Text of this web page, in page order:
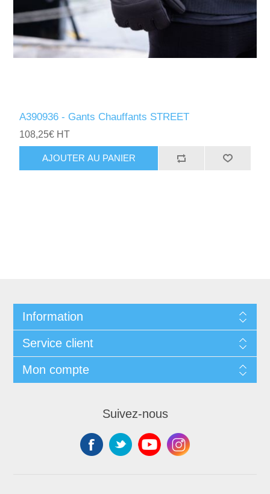
A390936 - Gants Chauffants STREET
108,25€ HT
AJOUTER AU PANIER
Information
Service client
Mon compte
Suivez-nous